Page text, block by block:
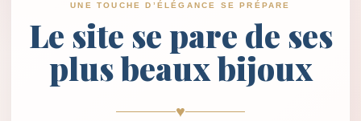
UNE TOUCHE D’ÉLÉGANCE SE PRÉPARE
Le site se pare de ses
plus beaux bijoux
♥